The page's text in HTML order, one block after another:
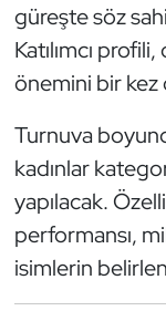
güreşte söz
Katılımcı
önemini bir kez
Turnuva
kadınlar
yapılacak.
performansı,
isimlerin
Kano ve
Kayak
Kempo